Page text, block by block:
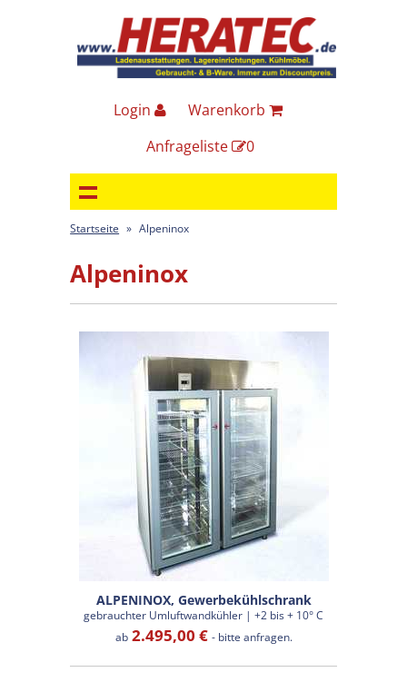
Login
Warenkorb
Anfrageliste
0
Startseite » Alpeninox
Alpeninox
ALPENINOX, Gewerbekühlschrank
gebrauchter Umluftwandkühler | +2 bis + 10° C
ab2.495,00 € - bitte anfragen.